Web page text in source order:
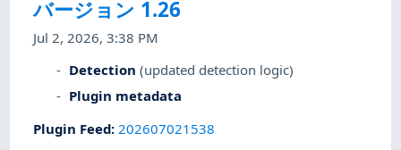
バージョン 1.26
Jul 2, 2026, 3:38 PM
Detection (updated detection logic)
Plugin metadata
Plugin Feed: 202607021538